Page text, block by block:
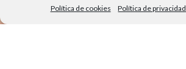
Política de cookies Política de privacidad